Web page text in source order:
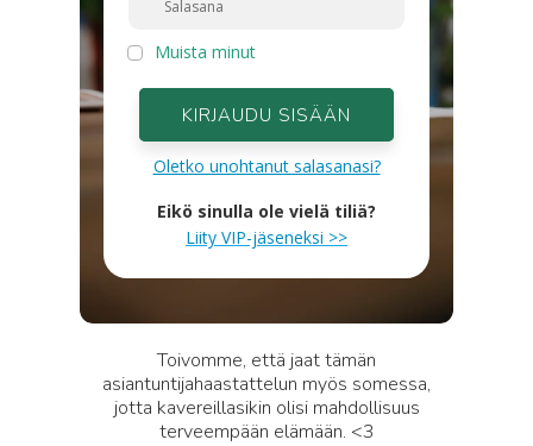
Muista minut
KIRJAUDU SISÄÄN
Oletko unohtanut salasanasi?
Eikö sinulla ole vielä tiliä?
Liity VIP-jäseneksi >>
Toivomme, että jaat tämän
asiantuntijahaastattelun myös somessa,
jotta kavereillasikin olisi mahdollisuus
terveempään elämään. <3